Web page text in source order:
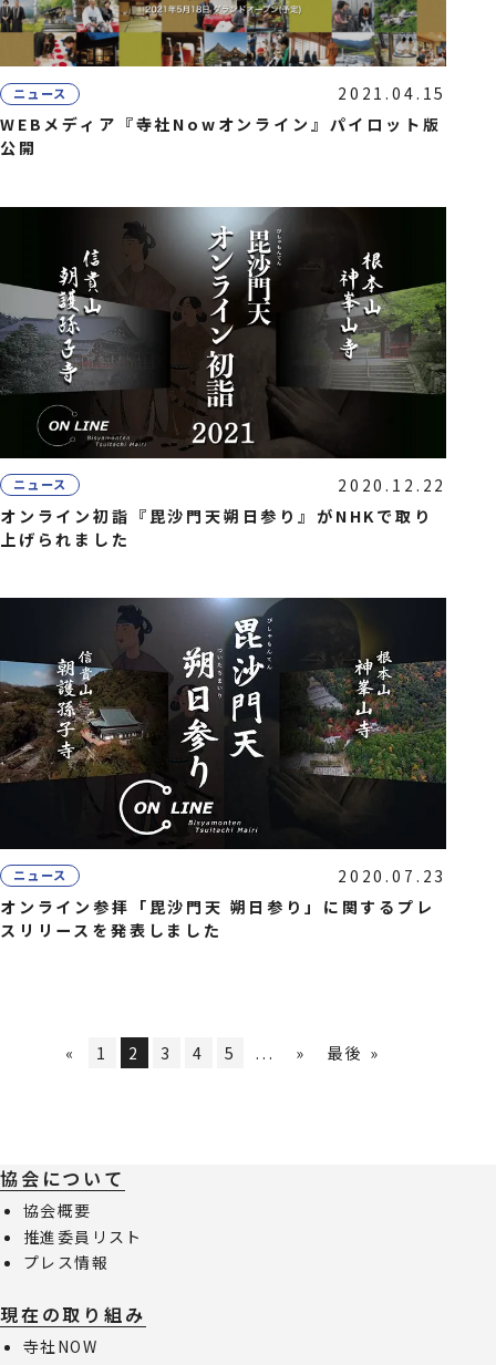
ニュース
2021.04.15
WEBメディア『寺社Nowオンライン』パイロット版
公開
ニュース
2020.12.22
オンライン初詣『毘沙門天朔日参り』がNHKで取り
上げられました
ニュース
2020.07.23
オンライン参拝「毘沙門天 朔日参り」に関するプレ
スリリースを発表しました
« 1 2 3 4 5 ... » 最後 »
協会について
協会概要
推進委員リスト
プレス情報
現在の取り組み
寺社NOW